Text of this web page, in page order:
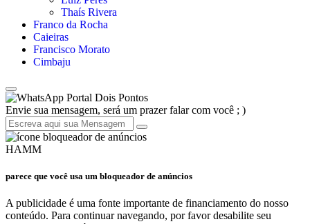
Thaís Rivera
Franco da Rocha
Caieiras
Francisco Morato
Cimbaju
Portal Dois Pontos
Envie sua mensagem, será um prazer falar com você ; )
HAMM
parece que você usa um bloqueador de anúncios
A publicidade é uma fonte importante de financiamento do nosso
conteúdo. Para continuar navegando, por favor desabilite seu